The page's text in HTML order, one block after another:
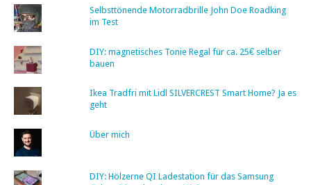
Selbsttönende Motorradbrille John Doe Roadking
im Test
DIY: magnetisches Tonie Regal für ca. 25€ selber
bauen
Ikea Tradfri mit Lidl SILVERCREST Smart Home? Ja es
geht
Über mich
DIY: Hölzerne QI Ladestation für das Samsung